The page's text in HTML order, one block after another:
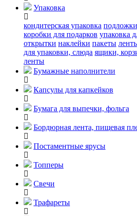
Упаковка
кондитерская упаковка
коробки для подарков упаковка
открытки наклейки пакеты
для упаковки, слюда ящики,
ленты
Бумажные наполнители
Капсулы для капкейков
Бумага для выпечки, фольга
Бордюрная лента, пищевая
Постаментные ярусы
Топперы
Свечи
Трафареты